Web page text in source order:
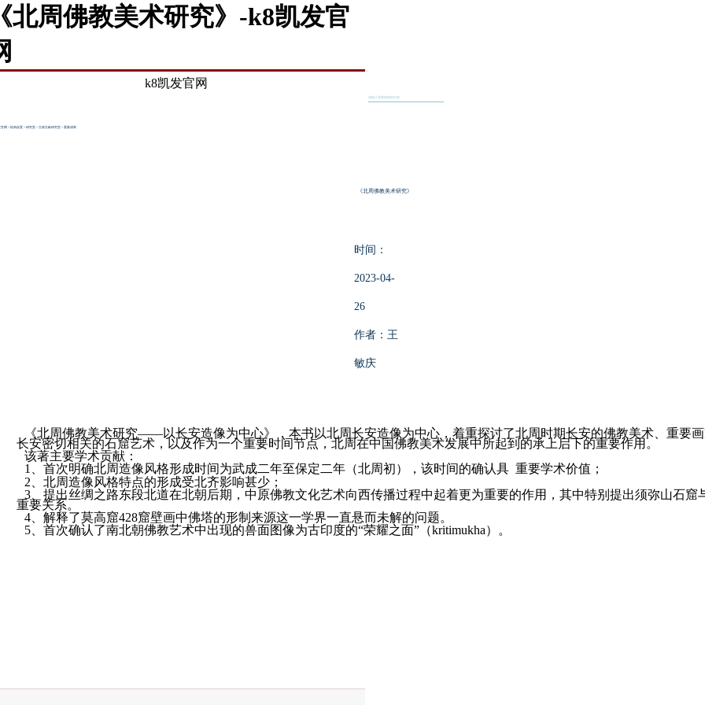
北周佛教美术研究》-k8凯发官
k8凯发官网
官网 > 机构设置> 研究室> 古典文献研究室> 重要成果
《北周佛教美术研究》
时间：
2023-04-
26
作者：王
敏庆
《北周佛教美术研究——以长安造像为中心》，本书以北周长安造像为中心，着重探讨了北周时期长安的佛教美术、重要
长安密切相关的石窟艺术，以及作为一个重要时间节点，北周在中国佛教美术发展中所起到的承上启下的重要作用。
该著主要学术贡献：
1、首次明确北周造像风格形成时间为武成二年至保定二年（北周初），该时间的确认具 重要学术价值；
2、北周造像风格特点的形成受北齐影响甚少；
3、提出丝绸之路东段北道在北朝后期，中原佛教文化艺术向西传播过程中起着更为重要的作用，其中特别提出须弥山石窟
重要关系。
4、解释了莫高窟428窟壁画中佛塔的形制来源这一学界一直悬而未解的问题。
5、首次确认了南北朝佛教艺术中出现的兽面图像为古印度的“荣耀之面”（kritimukha）。